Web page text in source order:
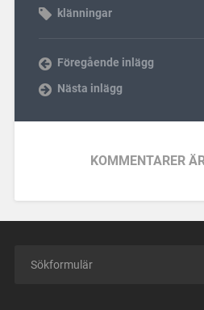
klänningar
Föregående inlägg
Nästa inlägg
KOMMENTARER